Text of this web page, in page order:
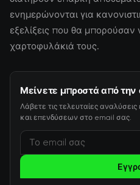
ενημερώνονται για
εξελίξεις που θα
χαρτοφυλάκιά τους.
Μείνετε μπροστά από την
Λάβετε τις τελευταίες
και επενδύσεων στο email σας.